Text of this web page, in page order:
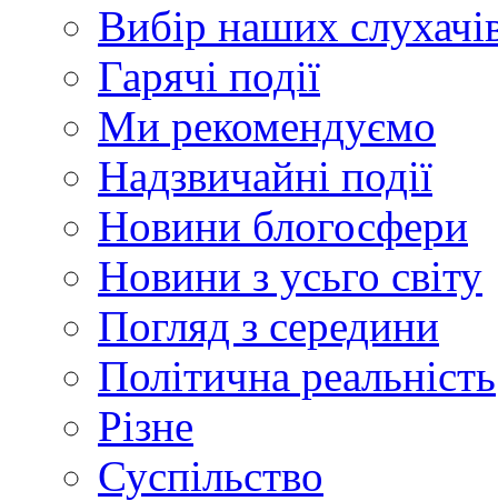
Вибір наших
Гарячі події
Ми рекомендуємо
Надзвичайні події
Новини блогосфери
Новини з усьго світу
Погляд з середини
Політична реальність
Різне
Суспільство